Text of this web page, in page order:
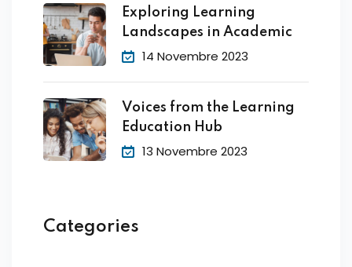
Exploring Learning
Landscapes in Academic
14 Novembre 2023
Voices from the Learning
Education Hub
13 Novembre 2023
Categories